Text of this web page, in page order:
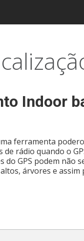
Indoor
ferramenta
rádio quando o
do GPS podem não
árvores e assim